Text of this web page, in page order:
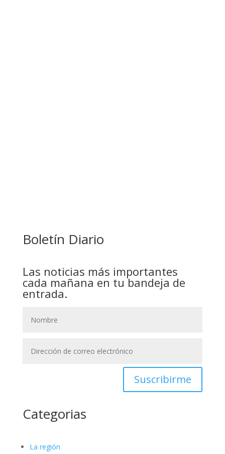
Boletín Diario
Las noticias más importantes
cada mañana en tu bandeja de
entrada.
Suscribirme
Categorias
La región